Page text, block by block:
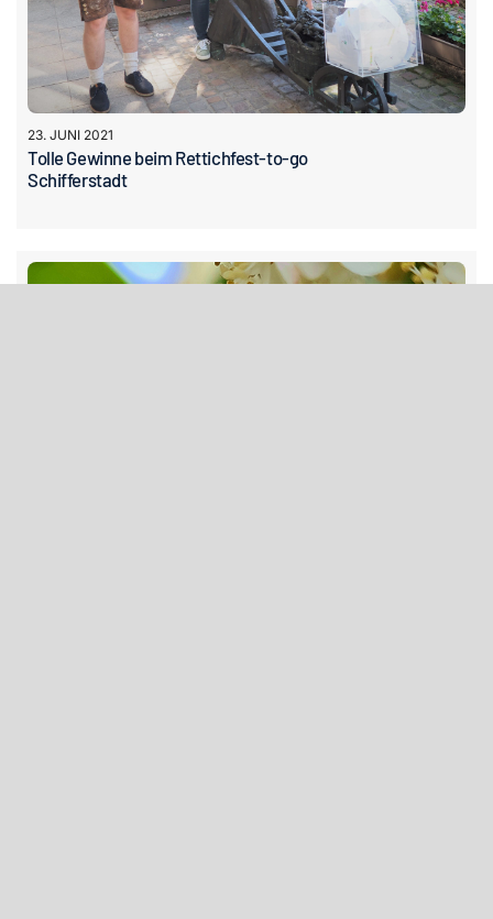
23. JUNI 2021
Tolle Gewinne beim Rettichfest-to-go
Schifferstadt